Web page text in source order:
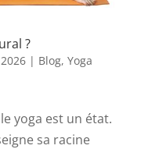
?
| Blog, Yoga
yoga est un état.
sa racine